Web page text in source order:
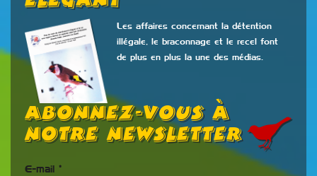
Les affaires concernant la détention
illégale, le braconnage et le recel font
de plus en plus la une des médias.
Abonnez-vous à
notre newsletter
E-mail *